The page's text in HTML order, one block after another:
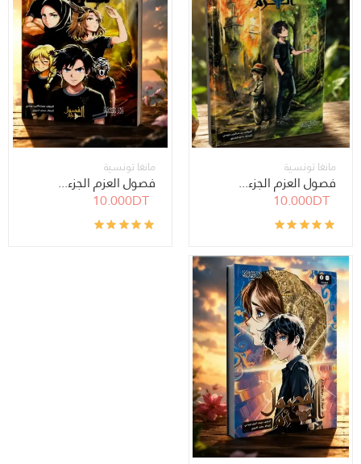
مانغا تونسية
فصول العزم الجزء...
10.000DT
مانغا تونسية
فصول العزم الجزء...
10.000DT